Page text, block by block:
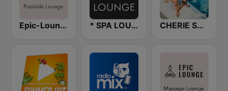
Epic-Lounge - Poolside Lounge * SPA LOUNGE CHERIE SUMMER CHILL